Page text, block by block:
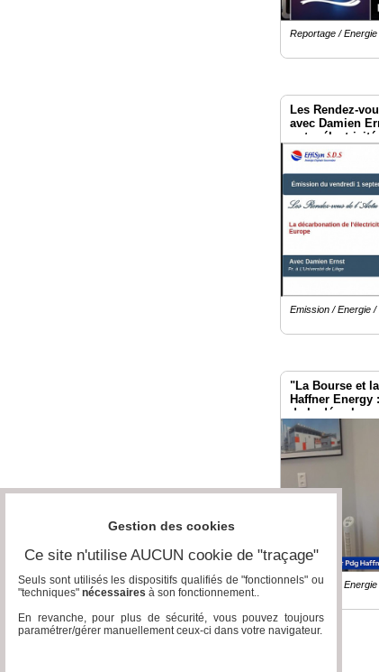
Reportage /
Les Rendez-
avec Damien
notre électricité
Emission / Energie
"La Bourse et
Haffner Energy
de la
Reportage /
Gestion des cookies
Ce site n'utilise AUCUN cookie de "traçage"
Seuls sont utilisés les dispositifs qualifiés de "fonctionnels" ou
"techniques" nécessaires à son fonctionnement..
En revanche, pour plus de sécurité, vous pouvez toujours
paramétrer/gérer manuellement ceux-ci dans votre navigateur.